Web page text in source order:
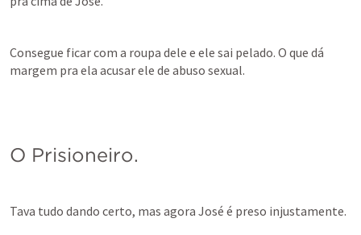
Consegue ficar com a roupa dele e ele sai pelado. O que dá
margem pra ela acusar ele de abuso sexual.
O Prisioneiro.
Tava tudo dando certo, mas agora José é preso injustamente.